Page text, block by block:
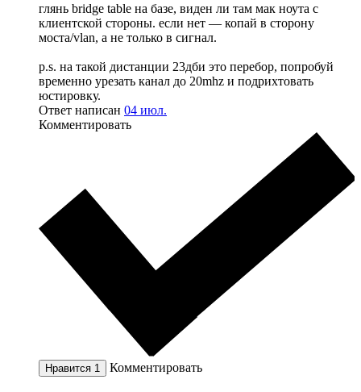
глянь bridge table на базе, виден ли там мак ноута с
клиентской стороны. если нет — копай в сторону
моста/vlan, а не только в сигнал.
p.s. на такой дистанции 23дби это перебор, попробуй
временно урезать канал до 20mhz и подрихтовать
юстировку.
Ответ написан 04 июл.
Комментировать
Нравится 1 Комментировать